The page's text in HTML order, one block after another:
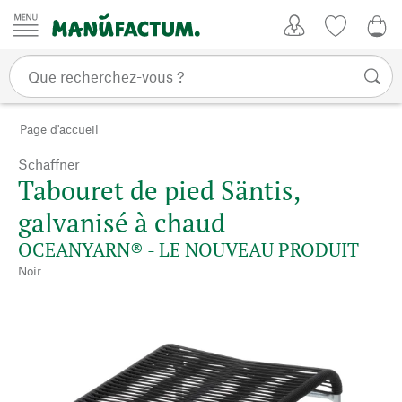
Passer au contenu
Page d'accueil
Schaffner
Tabouret de pied Säntis,
galvanisé à chaud
OCEANYARN® - LE NOUVEAU PRODUIT
Noir